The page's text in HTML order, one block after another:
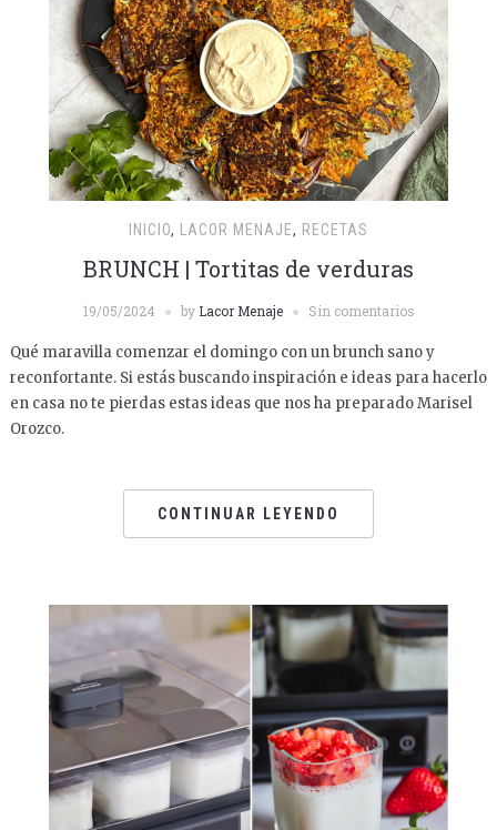
INICIO, LACOR MENAJE, RECETAS
BRUNCH | Tortitas de verduras
19/05/2024 by Lacor Menaje Sin comentarios
Qué maravilla comenzar el domingo con un brunch sano y
reconfortante. Si estás buscando inspiración e ideas para hacerlo
en casa no te pierdas estas ideas que nos ha preparado Marisel
Orozco.
CONTINUAR LEYENDO